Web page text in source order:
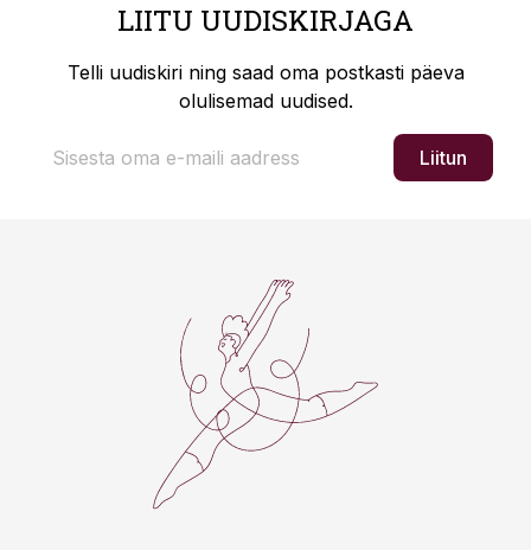
LIITU UUDISKIRJAGA
Telli uudiskiri ning saad oma postkasti päeva
olulisemad uudised.
Liitun